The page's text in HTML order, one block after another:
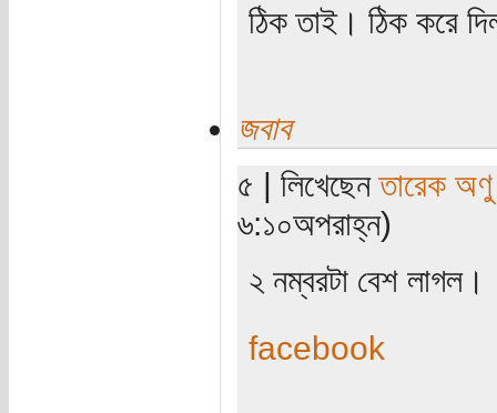
ঠিক তাই। ঠিক করে
জবাব
৫ | লিখেছেনতারেক অণু
৬:১০অপরাহ্ন)
২ নম্বরটা বেশ লাগল।
facebook